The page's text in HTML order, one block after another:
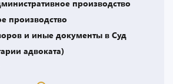
производство
производство
и иные документы в Суд
адвоката)